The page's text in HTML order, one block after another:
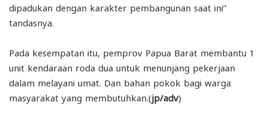
dipadukan dengan karakter pembangunan saat ini”
tandasnya.
Pada kesempatan itu, pemprov Papua Barat membantu 1
unit kendaraan roda dua untuk menunjang pekerjaan
dalam melayani umat. Dan bahan pokok bagi warga
masyarakat yang membutuhkan.(jp/adv)